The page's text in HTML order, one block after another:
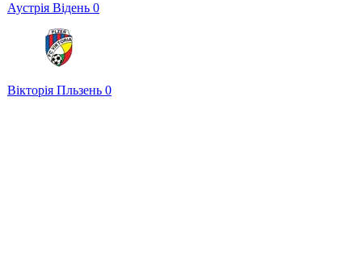
Аустрія Відень 0
Вікторія Пльзень 0